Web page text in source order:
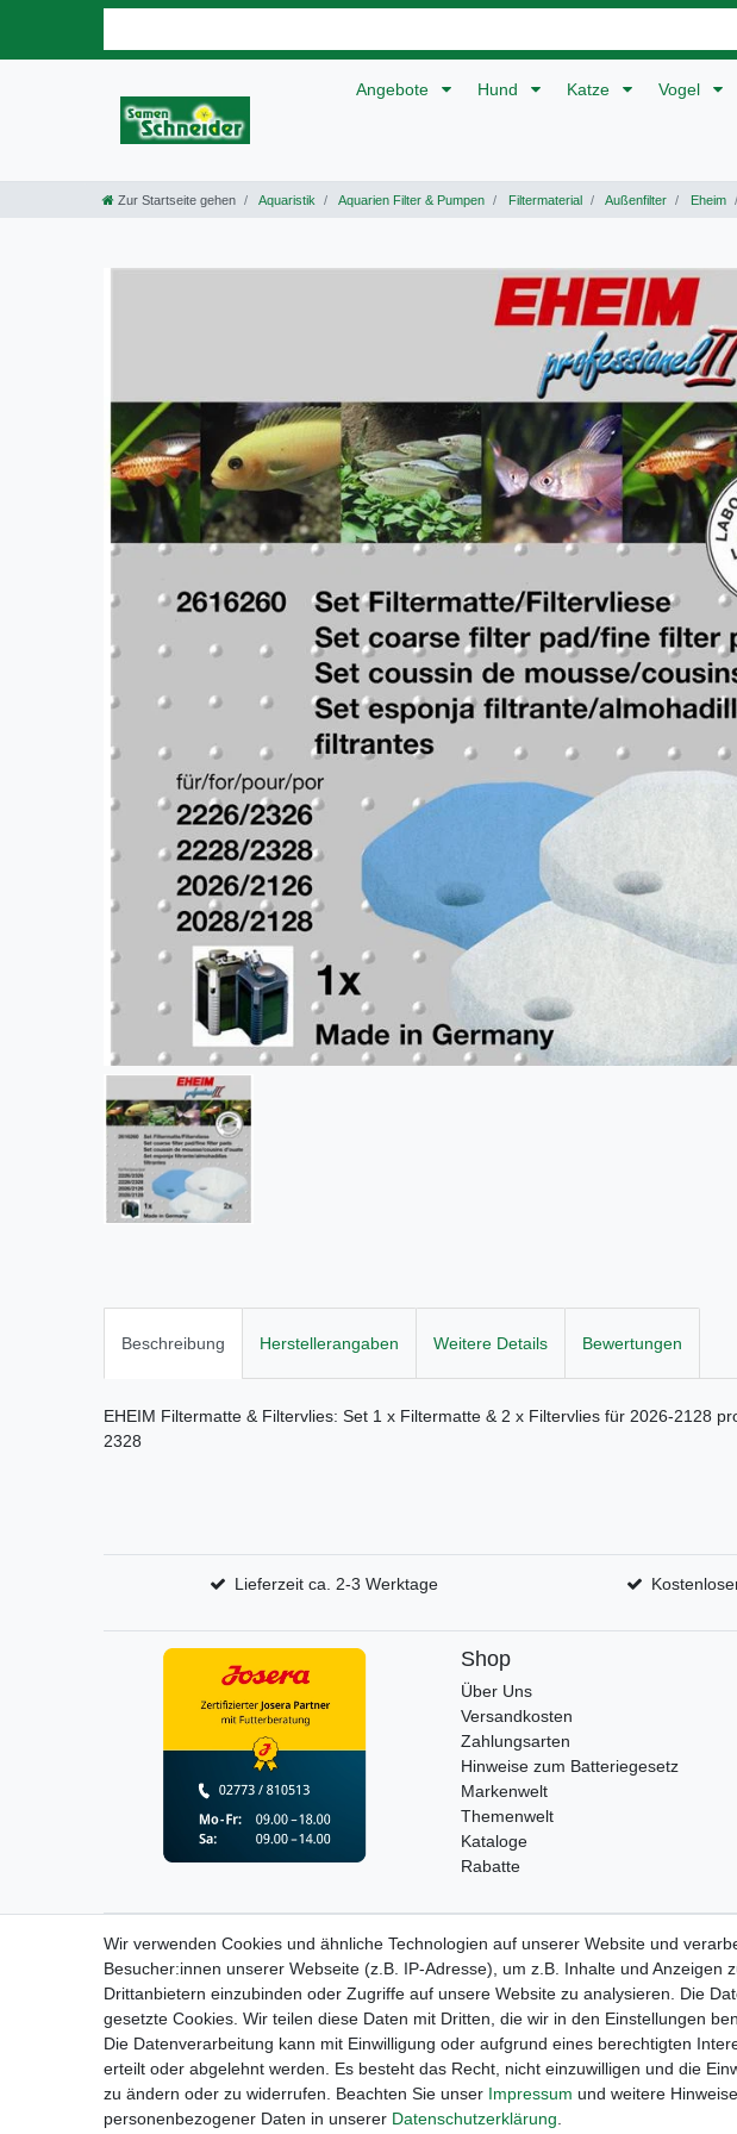
Angebote Hund Katze Vogel
Zur Startseite gehen Aquaristik Aquarien Filter & Pumpen Filtermaterial Außenfilter Eheim
Beschreibung Herstellerangaben Weitere Details Bewertungen
EHEIM Filtermatte & Filtervlies: Set 1 x Filtermatte & 2 x Filtervlies für 2026-2128
2328
Lieferzeit ca. 2-3 Werktage
Shop
Über Uns
Versandkosten
Zahlungsarten
Hinweise zum Batteriegesetz
Markenwelt
Themenwelt
Kataloge
Rabatte
Widerrufs­recht Widerrufs­formular
Wir verwenden Cookies und ähnliche Technologien auf unserer Website und
Besucher:innen unserer Webseite (z.B. IP-Adresse), um z.B. Inhalte und Anzeigen
Drittanbietern einzubinden oder Zugriffe auf unsere Website zu analysieren. Die
gesetzte Cookies. Wir teilen diese Daten mit Dritten, die wir in den Einstellungen
Die Datenverarbeitung kann mit Einwilligung oder aufgrund eines berechtigten
erteilt oder abgelehnt werden. Es besteht das Recht, nicht einzuwilligen und die
zu ändern oder zu widerrufen. Beachten Sie unser Impressum und weitere
personenbezogener Daten in unserer Daten­schutz­erklärung